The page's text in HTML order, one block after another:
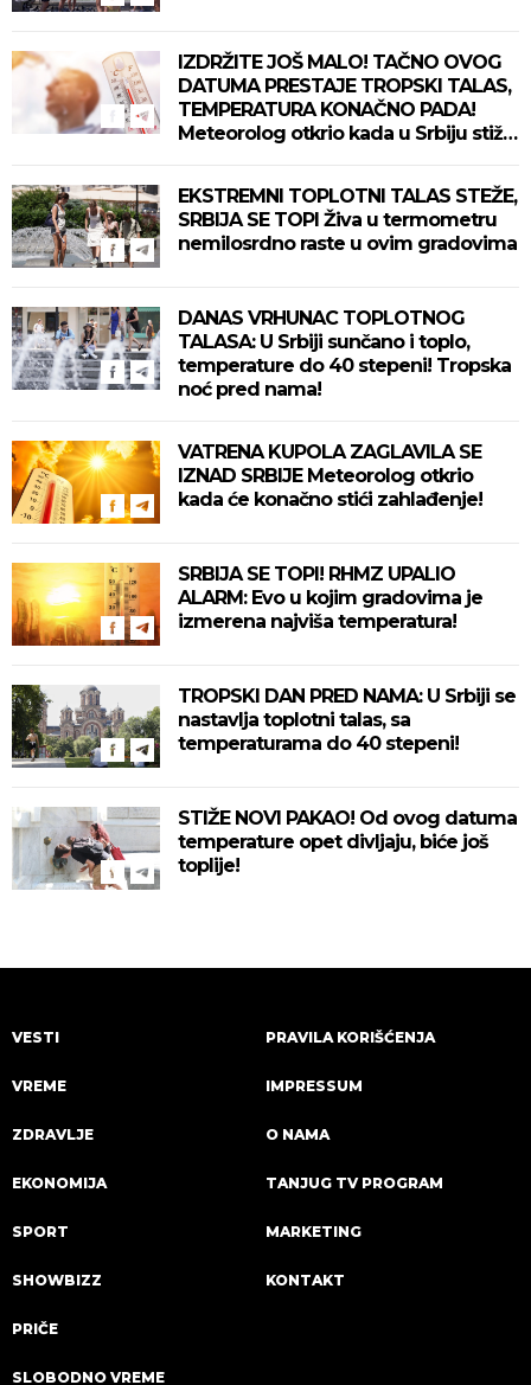
IZDRŽITE JOŠ MALO! TAČNO OVOG
DATUMA PRESTAJE TROPSKI TALAS,
TEMPERATURA KONAČNO PADA!
Meteorolog otkrio kada u Srbiju stiže
EKSTREMNI TOPLOTNI TALAS STEŽE,
SRBIJA SE TOPI Živa u termometru
nemilosrdno raste u ovim gradovima
DANAS VRHUNAC TOPLOTNOG
TALASA: U Srbiji sunčano i toplo,
temperature do 40 stepeni! Tropska
noć pred nama!
VATRENA KUPOLA ZAGLAVILA SE
IZNAD SRBIJE Meteorolog otkrio
kada će konačno stići zahlađenje!
SRBIJA SE TOPI! RHMZ UPALIO
ALARM: Evo u kojim gradovima je
izmerena najviša temperatura!
TROPSKI DAN PRED NAMA: U Srbiji se
nastavlja toplotni talas, sa
temperaturama do 40 stepeni!
STIŽE NOVI PAKAO! Od ovog datuma
temperature opet divljaju, biće još
toplije!
VESTI
VREME
ZDRAVLJE
EKONOMIJA
SPORT
SHOWBIZZ
PRIČE
SLOBODNO VREME
PRAVILA KORIŠĆENJA
IMPRESSUM
O NAMA
TANJUG TV PROGRAM
MARKETING
KONTAKT